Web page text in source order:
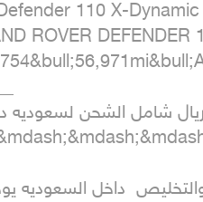
110 X-Dynamic
ROVER DEFENDER
215 الف ريال شامل الشحن